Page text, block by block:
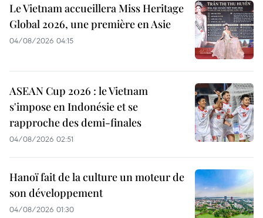
Le Vietnam accueillera Miss Heritage
Global 2026, une première en Asie
04/08/2026 04:15
ASEAN Cup 2026 : le Vietnam
s'impose en Indonésie et se
rapproche des demi-finales
04/08/2026 02:51
Hanoï fait de la culture un moteur de
son développement
04/08/2026 01:30